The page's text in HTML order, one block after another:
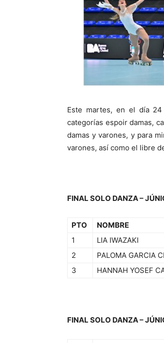
Este martes, en el día
categorías espoir damas,
damas y varones, y para
varones, así como el libre
FINAL SOLO DANZA –
PTO NOMBRE
1
LIA IWAZAKI
2
PALOMA GARCIA
3
HANNAH YOSEF
FINAL SOLO DANZA –